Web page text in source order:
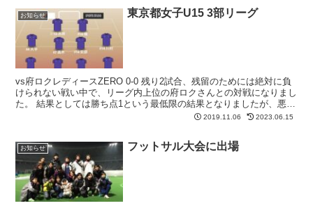
お知らせ 東京都女子U15 3部リーグ
vs府ロクレディースZERO 0-0 残り2試合、残留のためには絶対に負
けられない戦い中で、リーグ内上位の府ロクさんとの対戦になりまし
た。 結果としては勝ち点1という最低限の結果となりましたが、悪い
ピッチ状態とはいえ相手の良さを出させずに自...2019.11.06 2023.06.15
お知らせ フットサル大会に出場